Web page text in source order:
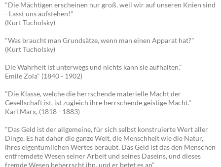
"Die Mächtigen erscheinen nur groß, weil wir auf unseren Knien sind
- Lasst uns aufstehen!"
(Kurt Tucholsky)
"Was braucht man Grundsätze, wenn man einen Apparat hat?"
(Kurt Tucholsky)
Die Wahrheit ist unterwegs und nichts kann sie aufhalten."
Emile Zola" (1840 - 1902)
"Die Klasse, welche die herrschende materielle Macht der
Gesellschaft ist, ist zugleich ihre herrschende geistige Macht."
Karl Marx, (1818 - 1883)
"Das Geld ist der allgemeine, für sich selbst konstruierte Wert aller
Dinge. Es hat daher die ganze Welt, die Menschheit wie die Natur,
ihres eigentümlichen Wertes beraubt. Das Geld ist das den Menschen
entfremdete Wesen seiner Arbeit und seines Daseins, und dieses
fremde Wesen beherrscht ihn, und er betet es an"